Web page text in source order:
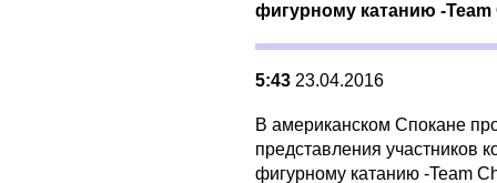
фигурному катанию -Team
5:43 23.04.2016
В американском Спокане
представления участников
фигурному катанию -Team